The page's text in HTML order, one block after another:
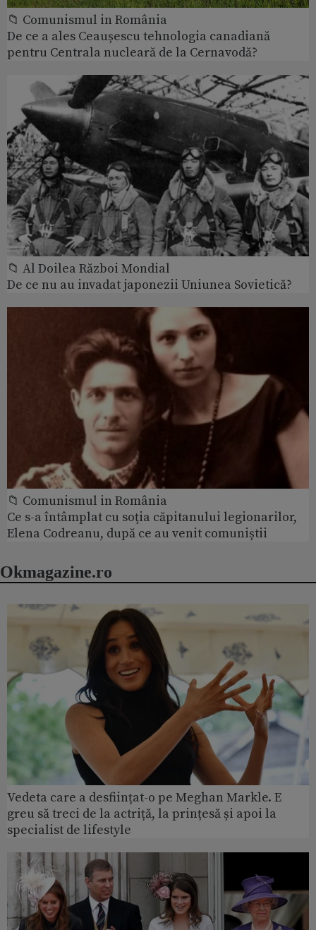
📁 Comunismul in România
De ce a ales Ceaușescu tehnologia canadiană
pentru Centrala nucleară de la Cernavodă?
📁 Al Doilea Război Mondial
De ce nu au invadat japonezii Uniunea Sovietică?
📁 Comunismul in România
Ce s-a întâmplat cu soţia căpitanului legionarilor,
Elena Codreanu, după ce au venit comuniștii
Okmagazine.ro
Vedeta care a desființat-o pe Meghan Markle. E
greu să treci de la actriță, la prințesă și apoi la
specialist de lifestyle